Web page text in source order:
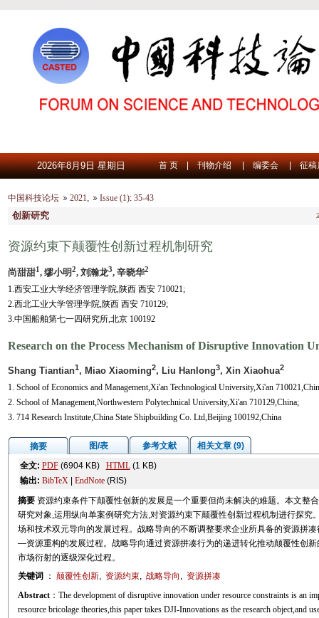
2026年8月9日 星期日 首 页 | 刊物介绍 | 编委会 | 征稿
中国科技论坛 2021, Issue (1):35-43
创新研究
资源约束下颠覆性创新过程机制研究
尚甜甜1, 缪小明2, 刘瀚龙3, 辛晓华2
1.西安工业大学经济管理学院,陕西 西安 710021;
2.西北工业大学管理学院,陕西 西安 710129;
3.中国船舶第七一四研究所,北京 100192
Research on the Process Mechanism of Disruptive Innovation
Shang Tiantian1, Miao Xiaoming2, Liu Hanlong3, Xin Xiaohua2
1. School of Economics and Management,Xi'an Technological University,Xi'an
2. School of Management,Northwestern Polytechnical University,Xi'an 710129,China;
3. 714 Research Institute,China State Shipbuilding Co. Ltd,Beijing 100192,China
摘要 图/表 参考文献
相关文章 (9)
全文: PDF(6904 KB) HTML(1 KB)
输出: BibTeX| EndNote(RIS)
摘要 资源约束条件下颠覆性创新的发展是一个重要但尚未解决的难题。本文整
研究对象,运用纵向单案例研究方法,对资源约束下颠覆性创新过程机制进行探
场和技术双元导向的发展过程。战略导向的不断调整要求企业所具备的资源拼
—资源重构的发展过程。战略导向通过资源拼凑行为的递进转化推动颠覆性创
市场衍射的逐级深化过程。
关键词
： 颠覆性创新, 资源约束, 战略导向 , 资源拼凑
Abstract：The development of disruptive innovation under resource constraints is an
resource bricolage theories,this paper takes DJI-Innovations as the research object,and